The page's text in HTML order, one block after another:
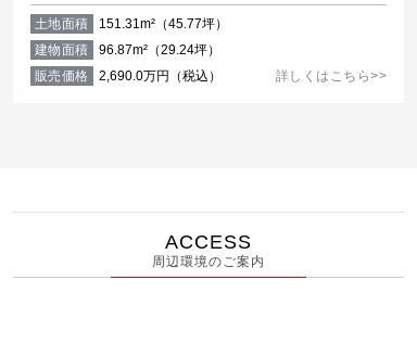
土地面積
151.31m²（45.77坪）
建物面積
96.87m²（29.24坪）
販売価格
2,690.0万円（税込） 詳しくはこちら>>
ACCESS
周辺環境のご案内